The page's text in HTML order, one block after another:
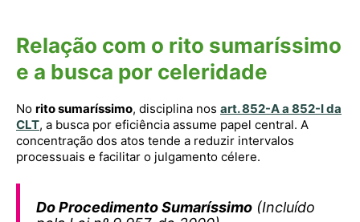
Relação com o rito sumaríssimo
e a busca por celeridade
No rito sumaríssimo, disciplina nos art. 852-A a 852-I da
CLT, a busca por eficiência assume papel central. A
concentração dos atos tende a reduzir intervalos
processuais e facilitar o julgamento célere.
Do Procedimento Sumaríssimo (Incluído